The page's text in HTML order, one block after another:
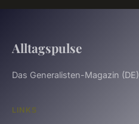
Alltagspulse
Das Generalisten-Magazin (DE)
LINKS